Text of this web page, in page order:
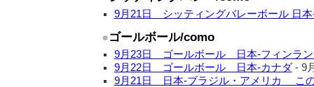
9月21日 シッティングバレーボール 日本
●ゴールボール/como
9月23日 ゴールボール 日本‐フィンラ
9月22日 ゴールボール 日本‐カナダ- 9
9月21日 日本‐ブラジル・アメリカ こ